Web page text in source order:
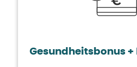
Gesundheitsbonus